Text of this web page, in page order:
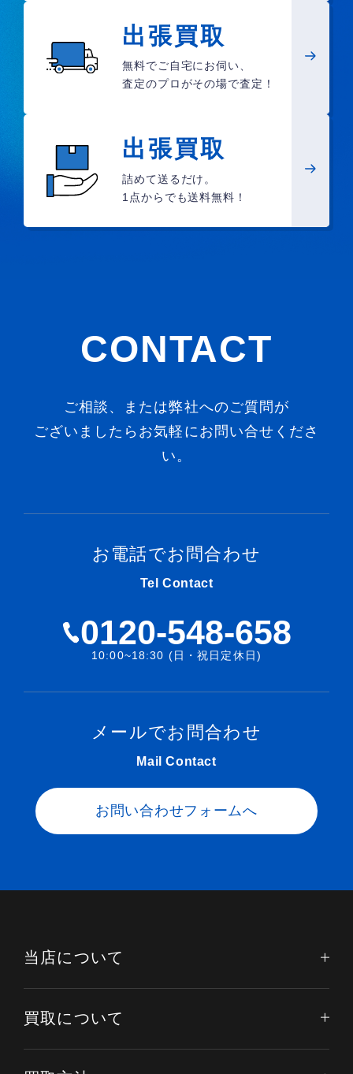
出張買取
無料でご自宅にお伺い、
査定のプロがその場で査定！
出張買取
詰めて送るだけ。
1点からでも送料無料！
CONTACT
ご相談、または弊社へのご質問が
ございましたらお気軽にお問い合せくださ
い。
お電話でお問合わせ
Tel Contact
0120-548-658
10:00~18:30 (日・祝日定休日)
メールでお問合わせ
Mail Contact
お問い合わせフォームへ
当店について
買取について